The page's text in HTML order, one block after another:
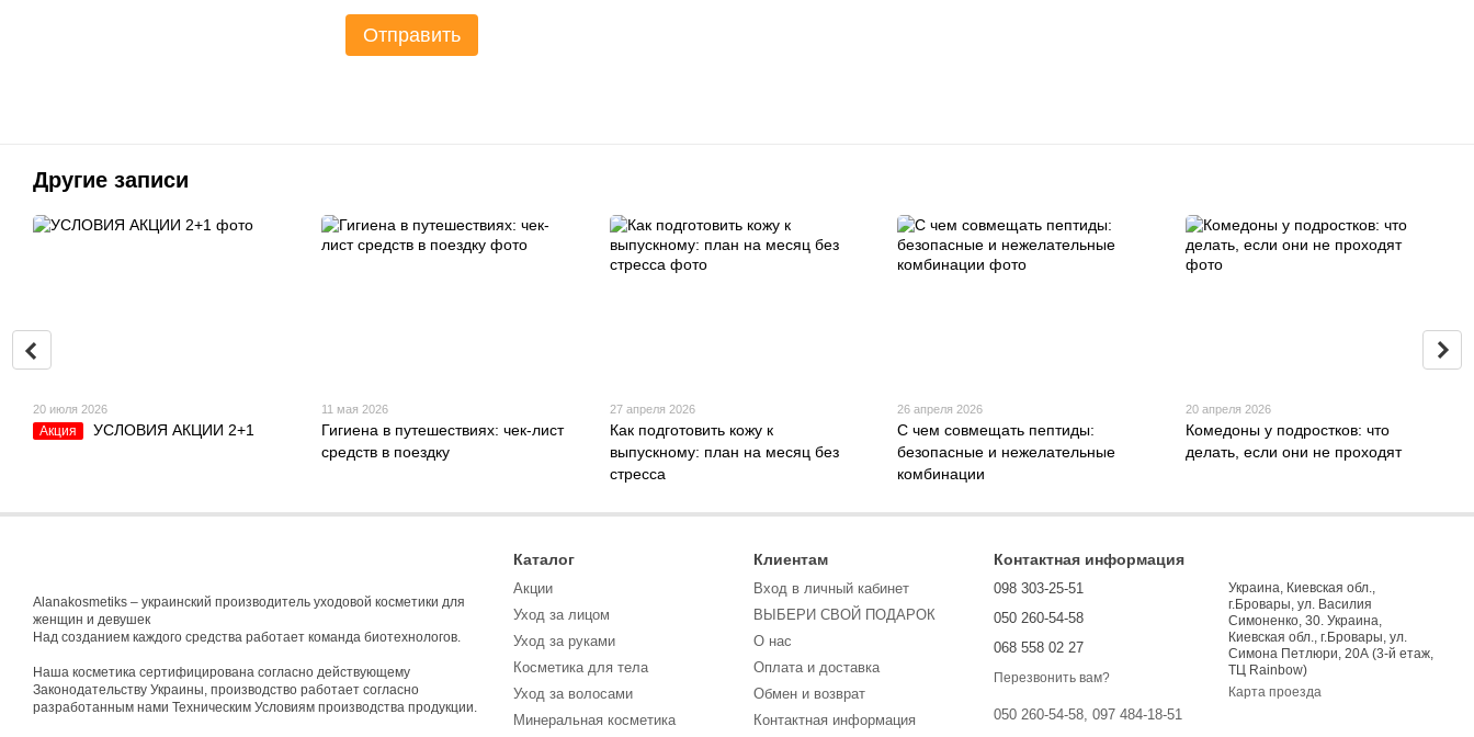
Отправить
Другие записи
20 июля 2026
Акция УСЛОВИЯ АКЦИИ 2+1
11 мая 2026
Гигиена в путешествиях: чек-лист
средств в поездку
27 апреля 2026
Как подготовить кожу к
выпускному: план на месяц без
стресса
26 апреля 2026
С чем совмещать пептиды:
безопасные и нежелательные
комбинации
20 апреля 2026
Комедоны у подростков: что
делать, если они не проходят
Alanakosmetiks – украинский производитель уходовой косметики для
женщин и девушек
Над созданием каждого средства работает команда биотехнологов.
Наша косметика сертифицирована согласно действующему
Законодательству Украины, производство работает согласно
разработанным нами Техническим Условиям производства продукции.
Каталог
Акции
Уход за лицом
Уход за руками
Косметика для тела
Уход за волосами
Минеральная косметика
Клиентам
Вход в личный кабинет
ВЫБЕРИ СВОЙ ПОДАРОК
О нас
Оплата и доставка
Обмен и возврат
Контактная информация
Контактная информация
098 303-25-51
050 260-54-58
068 558 02 27
Перезвонить вам?
050 260-54-58, 097 484-18-51
Украина, Киевская обл.,
г.Бровары, ул. Василия
Симоненко, 30. Украина,
Киевская обл., г.Бровары, ул.
Симона Петлюри, 20А (3-й етаж,
ТЦ Rainbow)
Карта проезда